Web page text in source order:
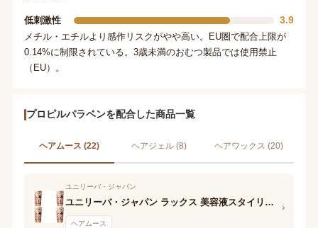
低刺激性 3.9
メチル・エチルより感作リスクがやや高い。EU圏で配合上限が
0.14%に制限されている。3歳未満のおむつ製品では使用禁止
（EU）。
プロピルパラベンを配合した商品一覧
ヘアムース (22) ヘアジェル (8) ヘアワックス (20)
ユニリーバ・ジャパン
ユニリーバ・ジャパン ラックス 美容液スタイリング パーマカムバックフォーム
ヘアムース
›